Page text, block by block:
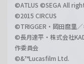
©ATLUS ©SEGA All
©2015 CIRCUS
©TRIGGER・岡田麿里
©長月達平・株式会社
作委員会
©&™Lucasfilm Ltd.